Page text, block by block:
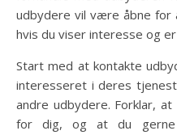
udbydere vil være åbne
hvis du viser interesse og
Start med at kontakte
interesseret i deres
andre udbydere. Forklar,
for dig, og at du